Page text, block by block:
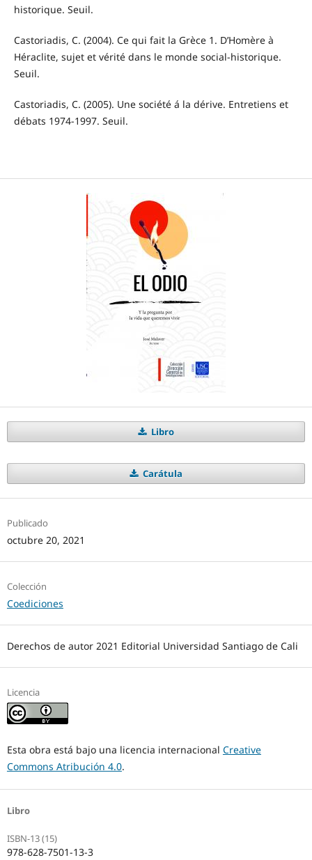
historique. Seuil.
Castoriadis, C. (2004). Ce qui fait la Grèce 1. D’Homère à
Héraclite, sujet et vérité dans le monde social-historique.
Seuil.
Castoriadis, C. (2005). Une société á la dérive. Entretiens et
débats 1974-1997. Seuil.
Libro
Carátula
Publicado
octubre 20, 2021
Colección
Coediciones
Derechos de autor 2021 Editorial Universidad Santiago de Cali
Licencia
Esta obra está bajo una licencia internacional Creative
Commons Atribución 4.0.
Libro
ISBN-13 (15)
978-628-7501-13-3